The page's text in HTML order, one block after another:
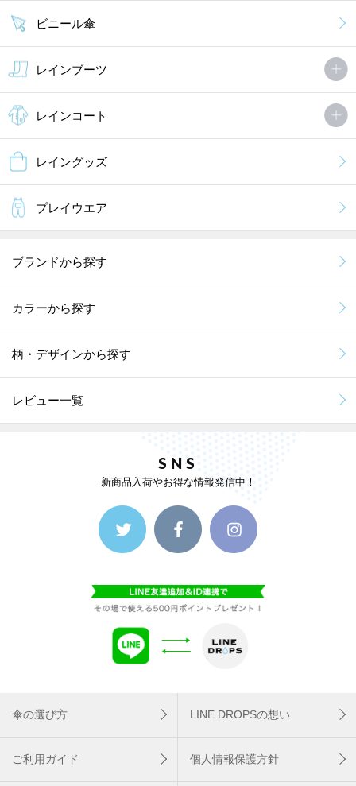
ビニール傘
レインブーツ
レインコート
レイングッズ
プレイウエア
ブランドから探す
カラーから探す
柄・デザインから探す
レビュー一覧
SNS
新商品入荷やお得な情報発信中！
傘の選び方 LINE DROPSの想い
ご利用ガイド 個人情報保護方針